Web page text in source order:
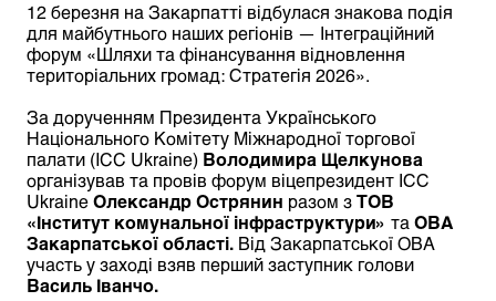
12 березня на Закарпатті відбулася знакова подія
для майбутнього наших регіонів — Інтеграційний
форум «Шляхи та фінансування відновлення
територіальних громад: Стратегія 2026».
За дорученням Президента Українського
Національного Комітету Міжнародної торгової
палати (ICC Ukraine) Володимира Щелкунова
організував та провів форум віцепрезидент ІСС
Ukraine Олександр Острянин разом з ТОВ
«Інститут комунальної інфраструктури» та ОВА
Закарпатської області. Від Закарпатської ОВА
участь у заході взяв перший заступник голови
Василь Іванчо.